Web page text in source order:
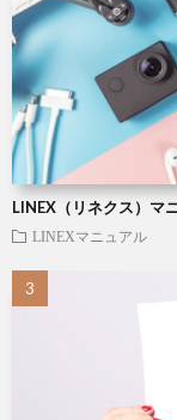
LINEX（リネクス）マ
LINEXマニュアル